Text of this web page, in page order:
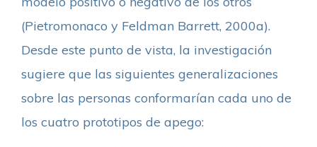
(Pietromonaco y Feldman Barrett, 2000a).
Desde este punto de vista, la investigación
sugiere que las siguientes generalizaciones
sobre las personas conformarían cada uno de
los cuatro prototipos de apego: